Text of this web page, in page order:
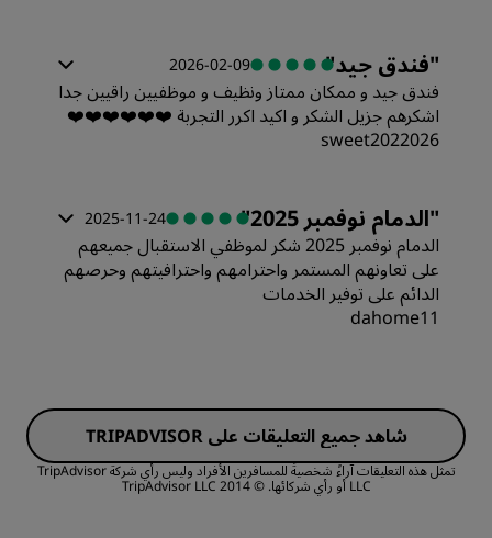
القيمة
الموقع
النظافة
"فندق جيد"
2026-02-09
فندق جيد و ممكان ممتاز ونظيف و موظفيين راقيين جدا
اشكرهم جزيل الشكر و اكيد اكرر التجربة ❤️❤️❤️❤️❤️❤️
sweet2022026
القيمة
الموقع
النظافة
"الدمام نوفمبر 2025 "
2025-11-24
الدمام نوفمبر 2025 شكر لموظفي الاستقبال جميعهم
على تعاونهم المستمر واحترامهم واحترافيتهم وحرصهم
الدائم على توفير الخدمات
dahome11
القيمة
شاهد جميع التعليقات على TRIPADVISOR
تمثل هذه التعليقات آراءً شخصيةً للمسافرين الأفراد وليس رأي شركة TripAdvisor
LLC أو رأي شركائها.
© 2014 TripAdvisor LLC